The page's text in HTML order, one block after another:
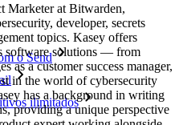
o Send
ilimitados
Marketer at Bitwarden,
developer, secrets
topics. Kasey offers
software solutions — from
as a customer success manager,
in the world of cybersecurity
has a background in writing
providing a unique perspective